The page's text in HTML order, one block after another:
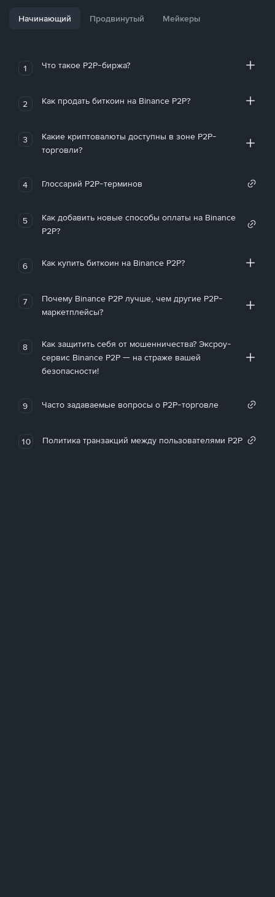
Начинающий Продвинутый Мейкеры
1 Что такое P2P-биржа?
2 Как продать биткоин на Binance P2P?
3
Какие криптовалюты доступны в зоне P2P-
торговли?
4 Глоссарий P2P-терминов
5
Как добавить новые способы оплаты на Binance
P2P?
6 Как купить биткоин на Binance P2P?
7
Почему Binance P2P лучше, чем другие P2P-
маркетплейсы?
8
Как защитить себя от мошенничества? Эксроу-
сервис Binance P2P — на страже вашей
безопасности!
9 Часто задаваемые вопросы о P2P-торговле
10 Политика транзакций между пользователями P2P